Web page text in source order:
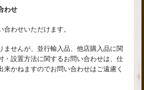
わせ
わせいただけます。
ませんが、並行輸入品、他店購入品に関
・設置方法に関するお問い合わせは、仕
来かねますのでお問い合わせはご遠慮く